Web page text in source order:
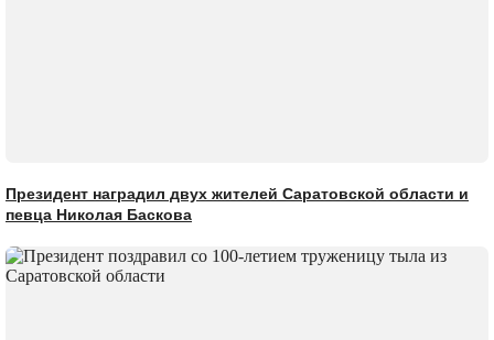
Президент наградил двух жителей Саратовской области и
певца Николая Баскова